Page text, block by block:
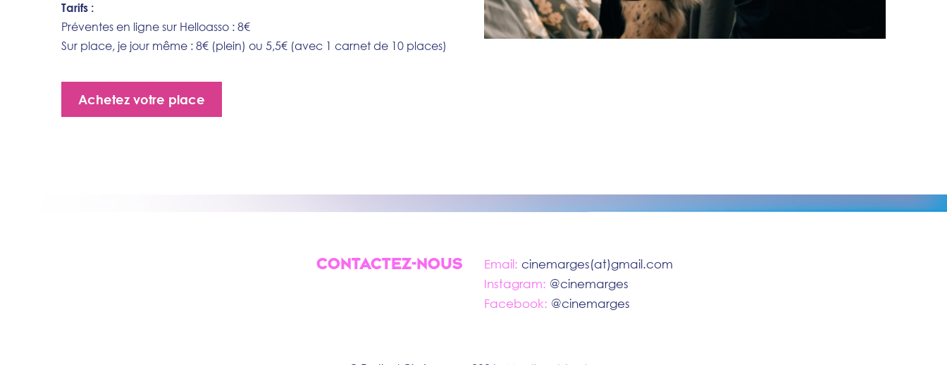
Tarifs :
Préventes en ligne sur Helloasso : 8€
Sur place, je jour même : 8€ (plein) ou 5,5€ (avec 1 carnet de 10 places)
Achetez votre place
CONTACTEZ-NOUS Email: cinemarges(at)gmail.com
Instagram: @cinemarges
Facebook: @cinemarges